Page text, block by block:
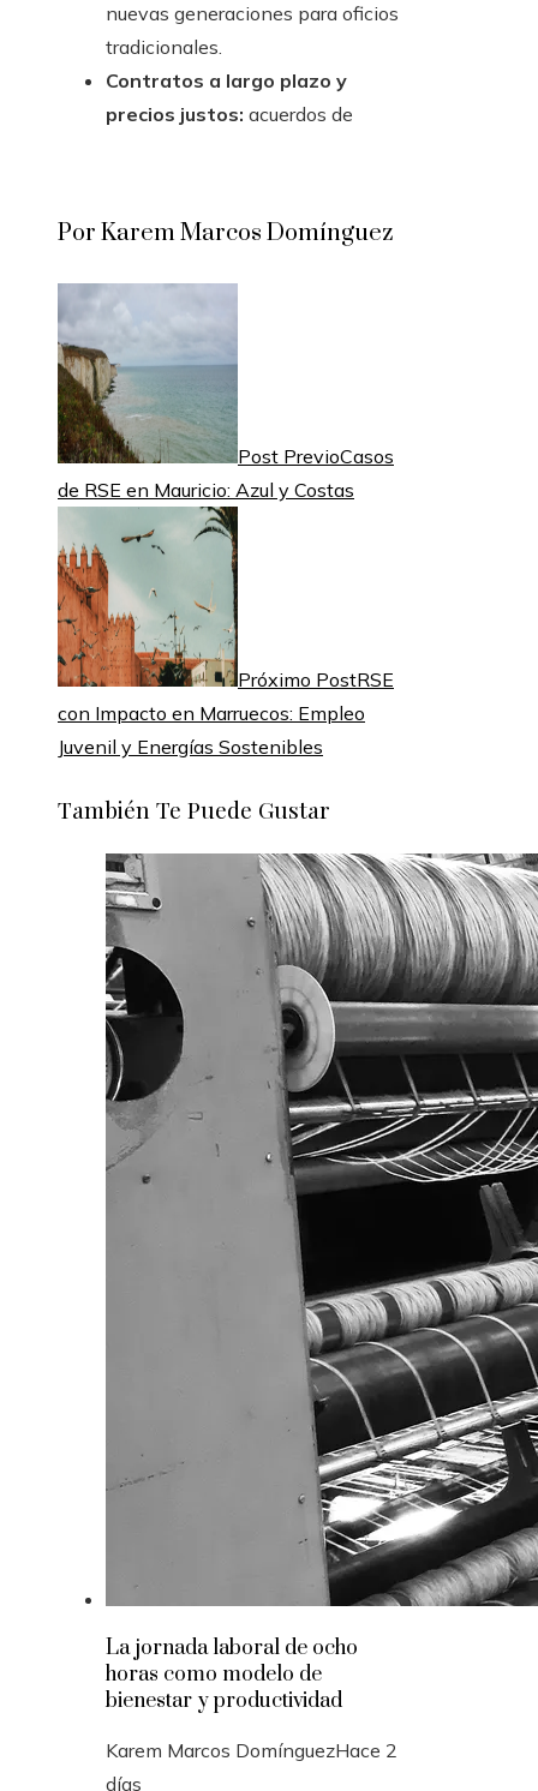
nuevas generaciones para oficios
tradicionales.
Contratos a largo plazo y
precios justos: acuerdos de
Por Karem Marcos Domínguez
Post PrevioCasos
de RSE en Mauricio: Azul y Costas
Próximo PostRSE
con Impacto en Marruecos: Empleo
Juvenil y Energías Sostenibles
También Te Puede Gustar
La jornada laboral de ocho
horas como modelo de
bienestar y productividad
Karem Marcos DomínguezHace 2
días